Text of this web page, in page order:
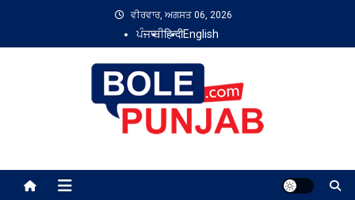
content
ਵੀਰਵਾਰ, ਅਗਸਤ 06, 2026
ਪੰਜਾਬੀहिन्दीEnglish